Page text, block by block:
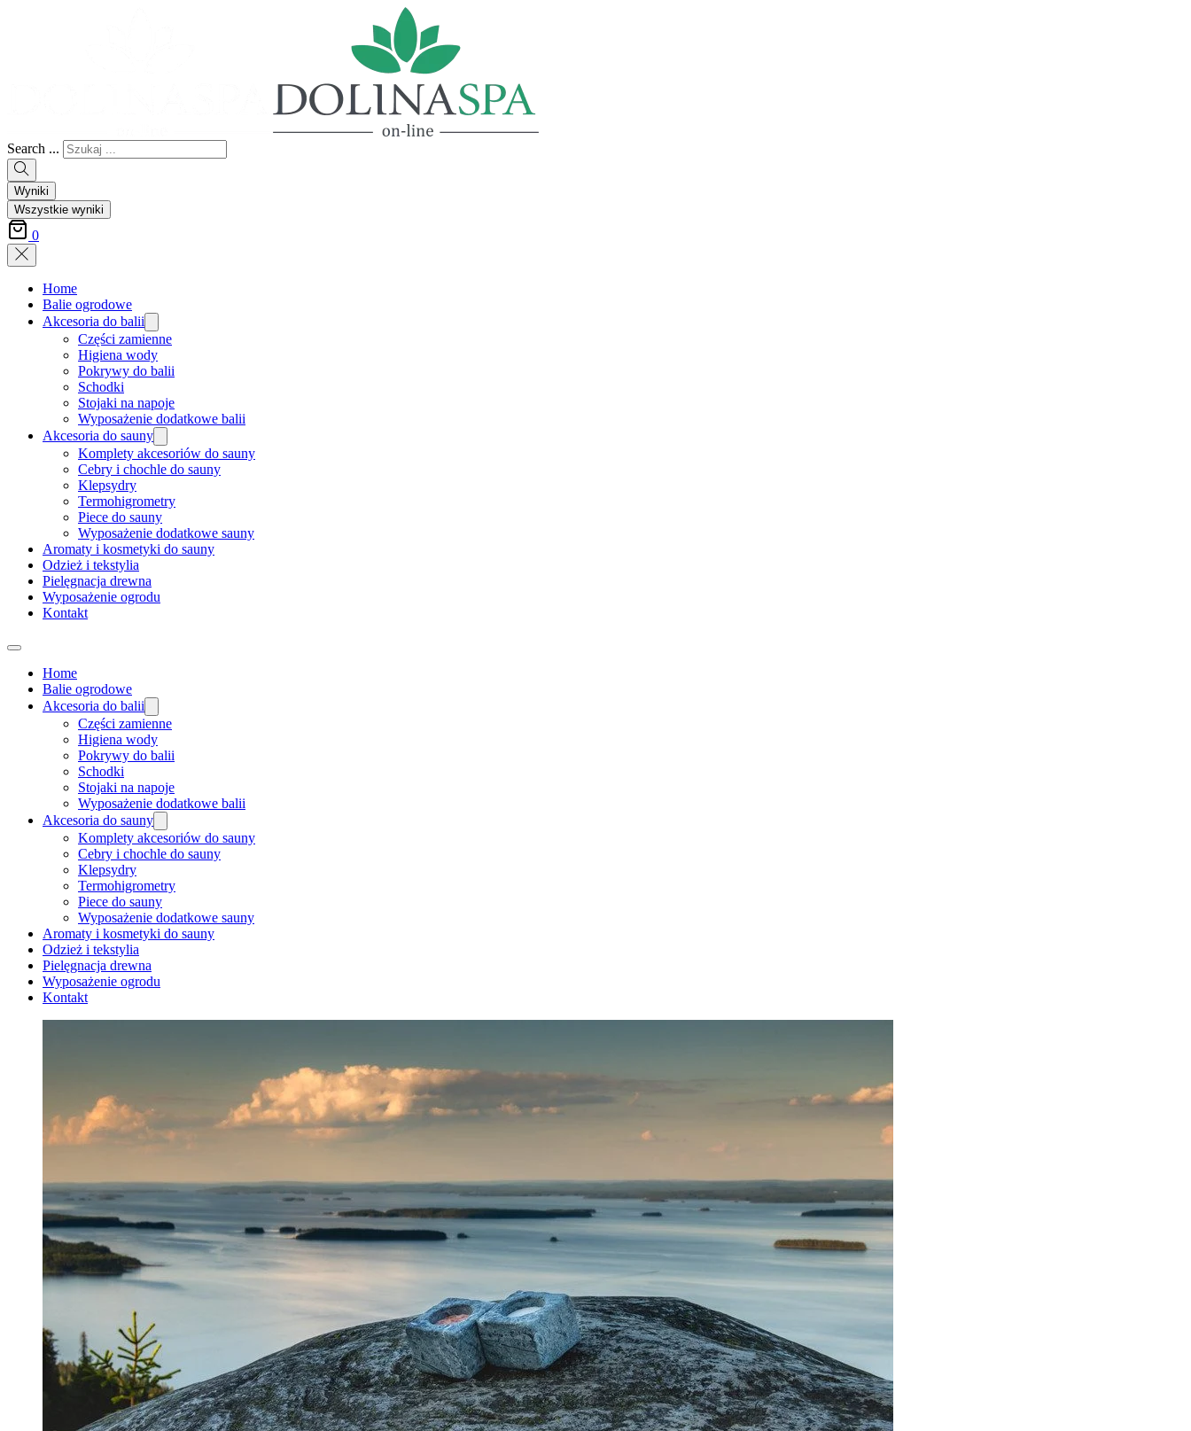
Search ...
Wyniki
Wszystkie wyniki
0
Home
Balie ogrodowe
Akcesoria do balii
Części zamienne
Higiena wody
Pokrywy do balii
Schodki
Stojaki na napoje
Wyposażenie dodatkowe balii
Akcesoria do sauny
Komplety akcesoriów do sauny
Cebry i chochle do sauny
Klepsydry
Termohigrometry
Piece do sauny
Wyposażenie dodatkowe sauny
Aromaty i kosmetyki do sauny
Odzież i tekstylia
Pielęgnacja drewna
Wyposażenie ogrodu
Kontakt
Home
Balie ogrodowe
Akcesoria do balii
Części zamienne
Higiena wody
Pokrywy do balii
Schodki
Stojaki na napoje
Wyposażenie dodatkowe balii
Akcesoria do sauny
Komplety akcesoriów do sauny
Cebry i chochle do sauny
Klepsydry
Termohigrometry
Piece do sauny
Wyposażenie dodatkowe sauny
Aromaty i kosmetyki do sauny
Odzież i tekstylia
Pielęgnacja drewna
Wyposażenie ogrodu
Kontakt